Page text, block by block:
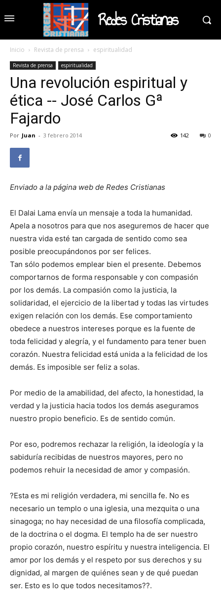
Redes Cristianas
Inicio Revista de prensa espiritualidad
Revista de prensa espiritualidad
Una revolución espiritual y
ética -- José Carlos Gª
Fajardo
Por Juan - 3 febrero 2014 0
142
Enviado a la página web de Redes Cristianas
El Dalai Lama envía un mensaje a toda la humanidad.
Apela a nosotros para que nos aseguremos de hacer que
nuestra vida esté tan cargada de sentido como sea
posible preocupándonos por ser felices.
Tan sólo podemos emplear bien el presente. Debemos
comportarnos de forma responsable y con compasión
por los demás. La compasión como la justicia, la
solidaridad, el ejercicio de la libertad y todas las virtudes
exigen relación con los demás. Ese comportamiento
obedece a nuestros intereses porque es la fuente de
toda felicidad y alegría, y el fundamento para tener buen
corazón. Nuestra felicidad está unida a la felicidad de los
demás. Es imposible ser feliz a solas.
Por medio de la amabilidad, del afecto, la honestidad, la
verdad y la justicia hacia todos los demás aseguramos
nuestro propio beneficio. Es de sentido común.
Por eso, podremos rechazar la religión, la ideología y la
sabiduría recibidas de nuestros mayores, pero no
podemos rehuir la necesidad de amor y compasión.
?Esta es mi religión verdadera, mi sencilla fe. No es
necesario un templo o una iglesia, una mezquita o una
sinagoga; no hay necesidad de una filosofía complicada,
de la doctrina o el dogma. El templo ha de ser nuestro
propio corazón, nuestro espíritu y nuestra inteligencia. El
amor por los demás y el respeto por sus derechos y su
dignidad, al margen de quiénes sean y de qué puedan
ser. Esto es lo que todos necesitamos??.